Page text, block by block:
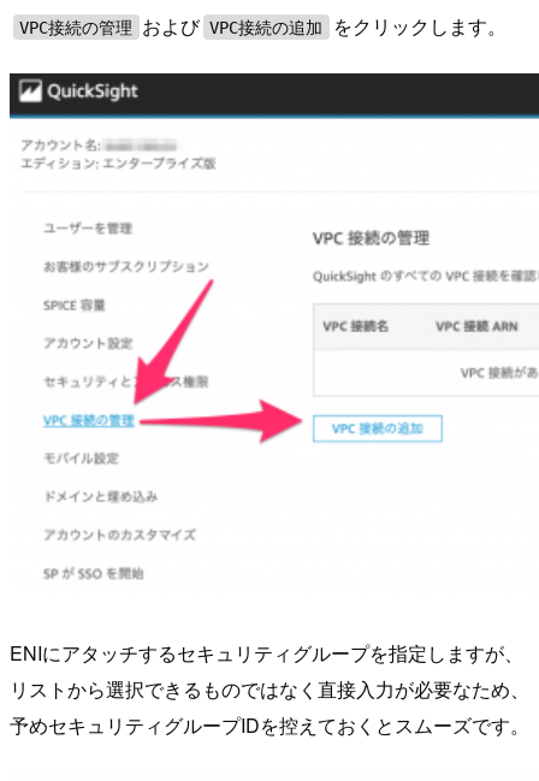
VPC接続の管理 および VPC接続の追加 をクリックします。
ENIにアタッチするセキュリティグループを指定しますが、
リストから選択できるものではなく直接入力が必要なため、
予めセキュリティグループIDを控えておくとスムーズです。